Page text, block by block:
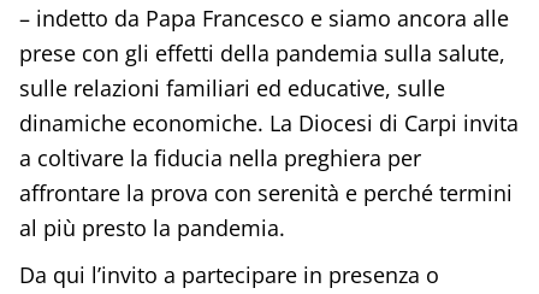
– indetto da Papa Francesco e siamo ancora alle
prese con gli effetti della pandemia sulla salute,
sulle relazioni familiari ed educative, sulle
dinamiche economiche. La Diocesi di Carpi invita
a coltivare la fiducia nella preghiera per
affrontare la prova con serenità e perché termini
al più presto la pandemia.
Da qui l’invito a partecipare in presenza o